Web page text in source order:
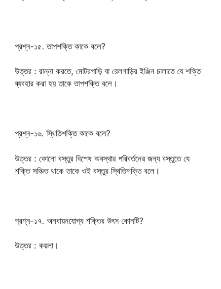
প্রশ্ন-১৫. তাপশক্তি কাকে বলে?
উত্তর : রান্না করতে, মোটরগাড়ি বা রেলগাড়ির ইঞ্জিন চালাতে যে শক্তি
ব্যবহার করা হয় তাকে তাপশক্তি বলে।
প্রশ্ন-১৬. স্থিতিশক্তি কাকে বলে?
উত্তর : কোনো বস্তুর বিশেষ অবস্থার পরিবর্তনের জন্য বস্তুতে যে
শক্তি সঞ্চিত থাকে তাকে ওই বস্তুর স্থিতিশক্তি বলে।
প্রশ্ন-১৭. অনবায়নযোগ্য শক্তির উৎস কোনটি?
উত্তর : কয়লা।